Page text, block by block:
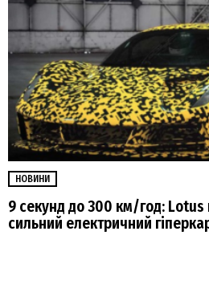
НОВИНИ
9 секунд до 300 км/год: Lotus
сильний електричний